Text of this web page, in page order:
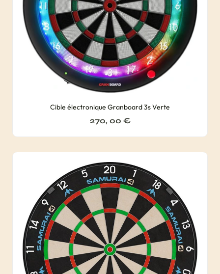
Cible électronique Granboard 3s Verte
270, 00 €